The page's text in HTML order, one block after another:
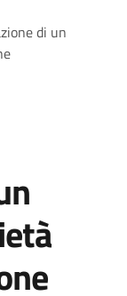
di un